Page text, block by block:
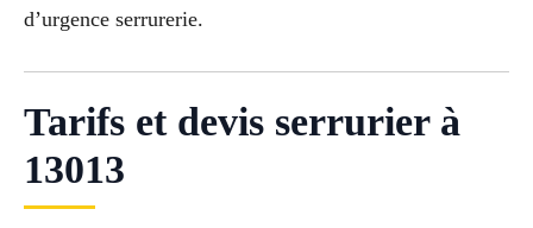
d’urgence serrurerie.
Tarifs et devis serrurier à
13013